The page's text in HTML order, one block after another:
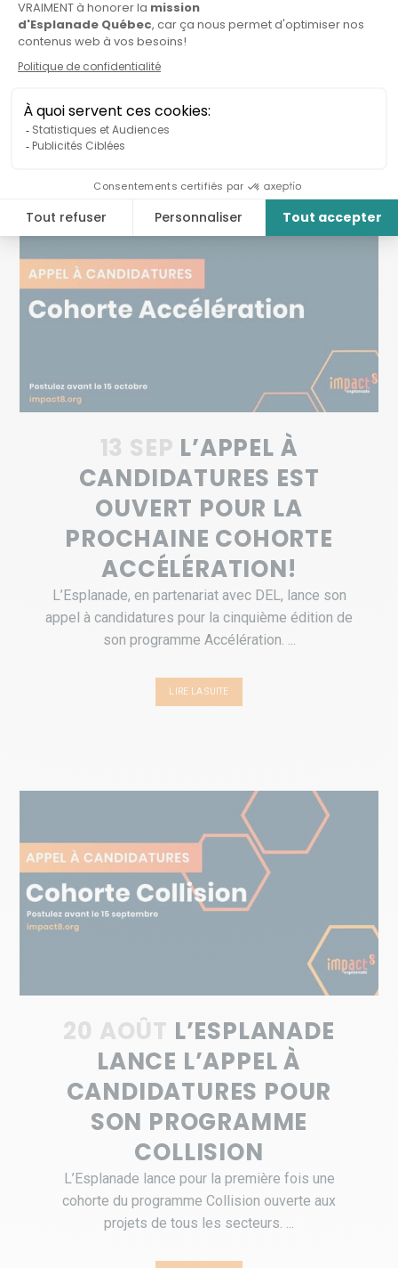
LANCÉ !
Vous avez jusqu'au 13 septembre pour déposer
LIRE LA SUITE
13 SEP L’APPEL À
CANDIDATURES EST
OUVERT POUR LA
PROCHAINE COHORTE
ACCÉLÉRATION!
L’Esplanade, en partenariat avec DEL, lance son
appel à candidatures pour la cinquième édition de
son programme Accélération. ...
LIRE LA SUITE
20 AOÛT L’ESPLANADE
LANCE L’APPEL À
CANDIDATURES POUR
SON PROGRAMME
COLLISION
L’Esplanade lance pour la première fois une
cohorte du programme Collision ouverte aux
projets de tous les secteurs. ...